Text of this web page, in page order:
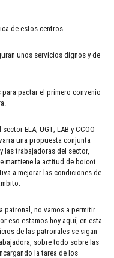
de estos centros.
unos servicios dignos y de
pactar el primero convenio
ELA; UGT; LAB y CCOO
una propuesta conjunta
las trabajadoras del sector,
mantiene la actitud de boicot
a mejorar las condiciones de
patronal, no vamos a permitir
eso estamos hoy aquí, en esta
de las patronales se sigan
sobre todo sobre las
la tarea de los